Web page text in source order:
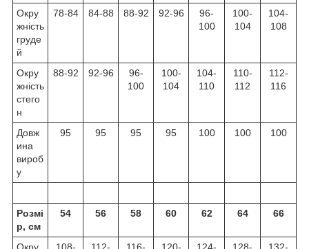
Окру
жність
груде
й
78-84 84-88 88-92 92-96
96-
100
100-
104
104-
108
Окру
жність
стего
н
88-92 92-96
96-
100
100-
104
104-
110
110-
112
112-
116
Довж
ина
вироб
у
95 95 95 95 100 100 100
Розмі
р, см
54 56 58 60 62 64 66
Окру 108- 112- 116- 120- 124- 128- 132-